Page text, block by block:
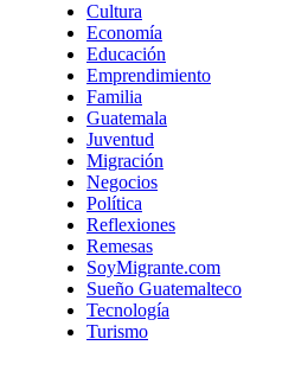
Cultura
Economía
Educación
Emprendimiento
Familia
Guatemala
Juventud
Migración
Negocios
Política
Reflexiones
Remesas
SoyMigrante.com
Sueño Guatemalteco
Tecnología
Turismo